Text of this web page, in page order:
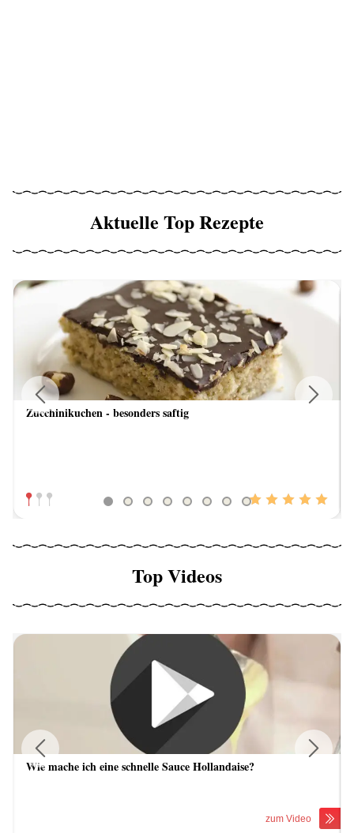
Aktuelle Top Rezepte
Zucchinikuchen - besonders saftig
Previous
Top Videos
Wie mache ich eine schnelle Sauce Hollandaise?
zum Video
Previous